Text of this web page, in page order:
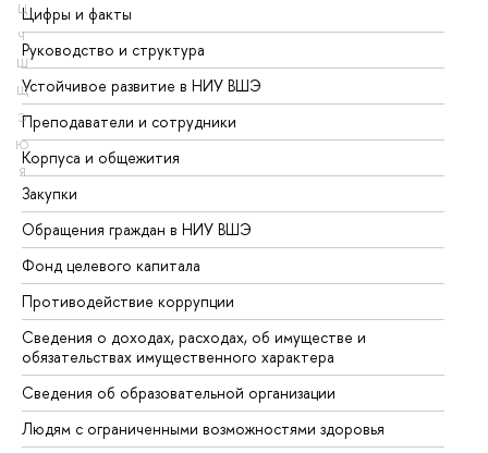
Ц
Ч
Ш
Щ
Э
Ю
Я
Цифры и факты
Руководство и структура
Устойчивое развитие в НИУ ВШЭ
Преподаватели и сотрудники
Корпуса и общежития
Закупки
Обращения граждан в НИУ ВШЭ
Фонд целевого капитала
Противодействие коррупции
Сведения о доходах, расходах, об имуществе и
обязательствах имущественного характера
Сведения об образовательной организации
Людям с ограниченными возможностями здоровья